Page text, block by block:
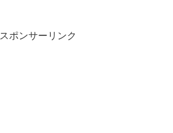
スポンサーリンク